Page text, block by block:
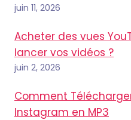
juin 11, 2026
Acheter des vues
lancer vos vidéos ?
juin 2, 2026
Comment
Instagram en MP3